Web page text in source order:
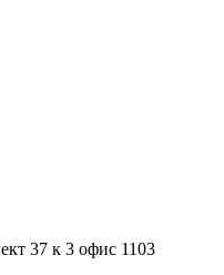
37 к 3 офис 1103